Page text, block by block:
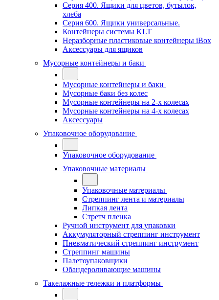
Серия 400. Ящики для цветов, бутылок,
хлеба
Серия 600. Ящики универсальные.
Контейнеры системы KLT
Неразборные пластиковые контейнеры iBox
Аксессуары для ящиков
Мусорные контейнеры и баки
Мусорные контейнеры и баки
Мусорные баки без колес
Мусорные контейнеры на 2-х колесах
Мусорные контейнеры на 4-х колесах
Аксессуары
Упаковочное оборудование
Упаковочное оборудование
Упаковочные материалы
Упаковочные материалы
Стреппинг лента и материалы
Липкая лента
Стретч пленка
Ручной инструмент для упаковки
Аккумуляторный стреппинг инструмент
Пневматический стреппинг инструмент
Стреппинг машины
Палетоупаковщики
Обандероливающие машины
Такелажные тележки и платформы